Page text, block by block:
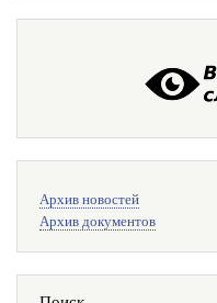
поиска
Архив новостей
Архив документов